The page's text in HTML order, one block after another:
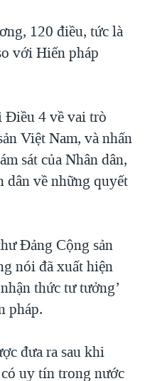
120 điều, tức là
với Hiến pháp
Điều 4 về vai trò
Việt Nam, và nhấn
sát của Nhân dân,
dân về những quyết
Đảng Cộng sản
nói đã xuất hiện
thức tư tưởng’
pháp.
đưa ra sau khi
uy tín trong nước